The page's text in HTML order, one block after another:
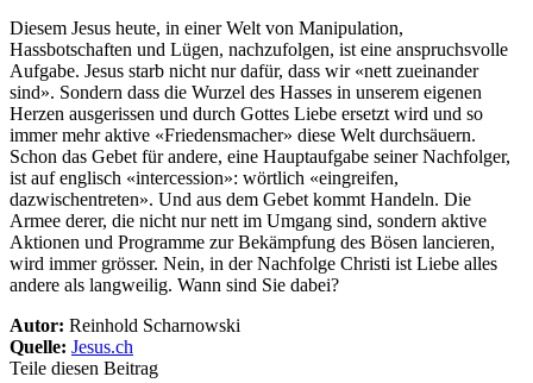
Diesem Jesus heute, in einer Welt von Manipulation,
Hassbotschaften und Lügen, nachzufolgen, ist eine anspruchsvolle
Aufgabe. Jesus starb nicht nur dafür, dass wir «nett zueinander
sind». Sondern dass die Wurzel des Hasses in unserem eigenen
Herzen ausgerissen und durch Gottes Liebe ersetzt wird und so
immer mehr aktive «Friedensmacher» diese Welt durchsäuern.
Schon das Gebet für andere, eine Hauptaufgabe seiner Nachfolger,
ist auf englisch «intercession»: wörtlich «eingreifen,
dazwischentreten». Und aus dem Gebet kommt Handeln. Die
Armee derer, die nicht nur nett im Umgang sind, sondern aktive
Aktionen und Programme zur Bekämpfung des Bösen lancieren,
wird immer grösser. Nein, in der Nachfolge Christi ist Liebe alles
andere als langweilig. Wann sind Sie dabei?
Autor: Reinhold Scharnowski
Quelle: Jesus.ch
Teile diesen Beitrag